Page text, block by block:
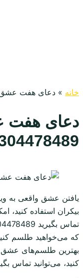
خانه » دعای هفت عشق محبت
دعای هفت
یافتن عشق واقعی به
بیکران استفاده کنید،
که می‌خواهید طلسم
بهترین طلسم‌های
کنید، می‌توانید تماس